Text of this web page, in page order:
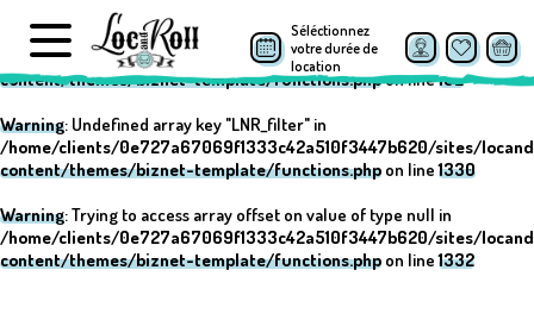
Warning: Undefined array key "post_type" in
/home/clients/0e727a67069f1333c42a510f3447b620/sites/
content/themes/biznet-template/functions.phpon line152
Warning: Undefined array key "LNR_filter" in
/home/clients/0e727a67069f1333c42a510f3447b620/sites/
content/themes/biznet-template/functions.php on line1330
Warning: Trying to access array offset on value of type null in
/home/clients/0e727a67069f1333c42a510f3447b620/sites/
content/themes/biznet-template/functions.php on line1332
Séléctionnez
votre durée de
location